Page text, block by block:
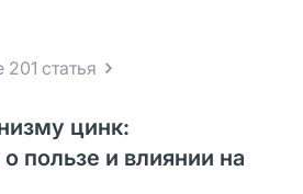
201 статья
цинк:
пользе и влиянии на